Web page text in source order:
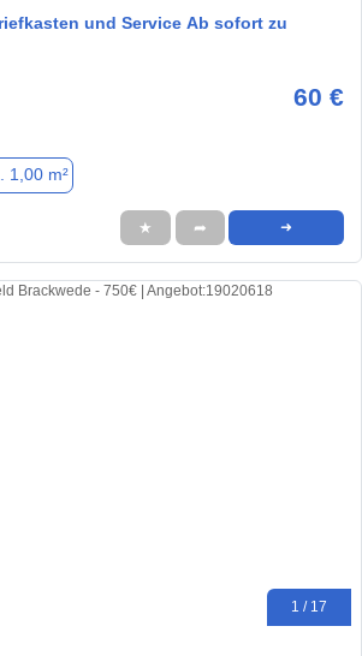
und Service Ab sofort zu
60 €
1,00 m²
★ ➦ ➜
1 / 17